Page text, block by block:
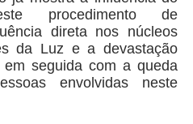
procedimento de
direta nos núcleos
da Luz e a devastação
seguida com a queda
envolvidas neste